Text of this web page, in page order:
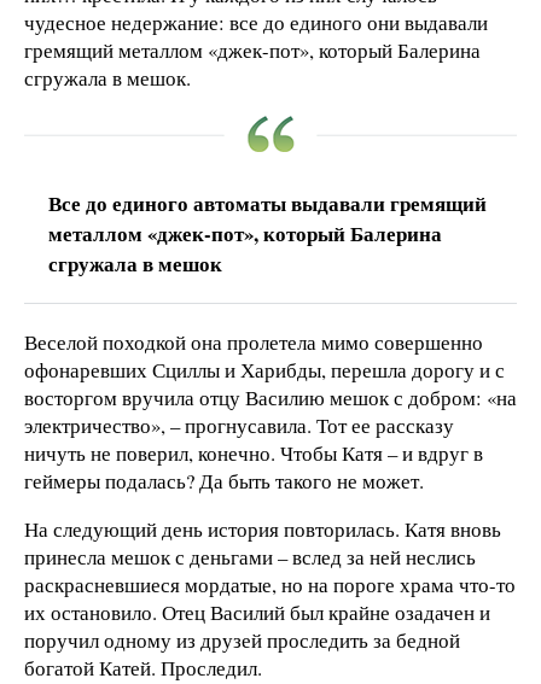
чудесное недержание: все до единого они выдавали
гремящий металлом «джек-пот», который Балерина
сгружала в мешок.
Все до единого автоматы выдавали гремящий
металлом «джек-пот», который Балерина
сгружала в мешок
Веселой походкой она пролетела мимо совершенно
офонаревших Сциллы и Харибды, перешла дорогу и с
восторгом вручила отцу Василию мешок с добром: «на
электричество», – прогнусавила. Тот ее рассказу
ничуть не поверил, конечно. Чтобы Катя – и вдруг в
геймеры подалась? Да быть такого не может.
На следующий день история повторилась. Катя вновь
принесла мешок с деньгами – вслед за ней неслись
раскрасневшиеся мордатые, но на пороге храма что-то
их остановило. Отец Василий был крайне озадачен и
поручил одному из друзей проследить за бедной
богатой Катей. Проследил.